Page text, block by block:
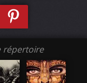
répertoire